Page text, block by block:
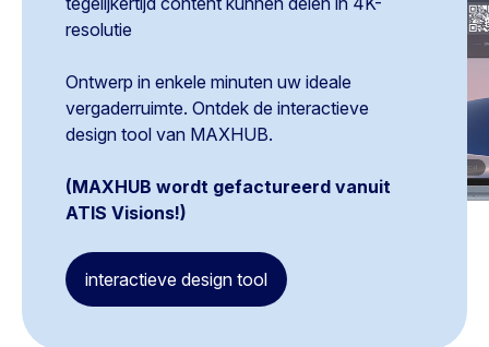
resolutie
Ontwerp in enkele minuten uw ideale
vergaderruimte. Ontdek de interactieve
design tool van MAXHUB.
(MAXHUB wordt gefactureerd vanuit
ATIS Visions!)
interactieve design tool